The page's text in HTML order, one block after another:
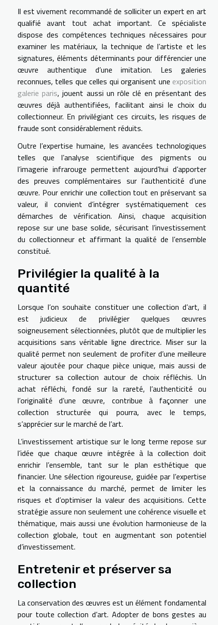
Il est vivement recommandé de solliciter un expert en art
qualifié avant tout achat important. Ce spécialiste
dispose des compétences techniques nécessaires pour
examiner les matériaux, la technique de l’artiste et les
signatures, éléments déterminants pour différencier une
œuvre authentique d’une imitation. Les galeries
reconnues, telles que celles qui organisent une exposition
galerie paris, jouent aussi un rôle clé en présentant des
œuvres déjà authentifiées, facilitant ainsi le choix du
collectionneur. En privilégiant ces circuits, les risques de
fraude sont considérablement réduits.
Outre l’expertise humaine, les avancées technologiques
telles que l’analyse scientifique des pigments ou
l’imagerie infrarouge permettent aujourd’hui d’apporter
des preuves complémentaires sur l’authenticité d’une
œuvre. Pour enrichir une collection tout en préservant sa
valeur, il convient d’intégrer systématiquement ces
démarches de vérification. Ainsi, chaque acquisition
repose sur une base solide, sécurisant l’investissement
du collectionneur et affirmant la qualité de l’ensemble
constitué.
Privilégier la qualité à la
quantité
Lorsque l’on souhaite constituer une collection d’art, il
est judicieux de privilégier quelques œuvres
soigneusement sélectionnées, plutôt que de multiplier les
acquisitions sans véritable ligne directrice. Miser sur la
qualité permet non seulement de profiter d’une meilleure
valeur ajoutée pour chaque pièce unique, mais aussi de
structurer sa collection autour de choix réfléchis. Un
achat réfléchi, fondé sur la rareté, l’authenticité ou
l’originalité d’une œuvre, contribue à façonner une
collection structurée qui pourra, avec le temps,
s’apprécier sur le marché de l’art.
L’investissement artistique sur le long terme repose sur
l’idée que chaque œuvre intégrée à la collection doit
enrichir l’ensemble, tant sur le plan esthétique que
financier. Une sélection rigoureuse, guidée par l’expertise
et la connaissance du marché, permet de limiter les
risques et d’optimiser la valeur des acquisitions. Cette
stratégie assure non seulement une cohérence visuelle et
thématique, mais aussi une évolution harmonieuse de la
collection globale, tout en augmentant son potentiel
d’investissement.
Entretenir et préserver sa
collection
La conservation des œuvres est un élément fondamental
pour toute collection d’art. Adopter de bons gestes au